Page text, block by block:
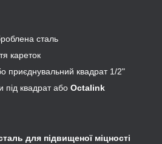
сталь
кареток
приєднувальний квадрат 1/2"
під квадрат або Octalink
для підвищеної міцності